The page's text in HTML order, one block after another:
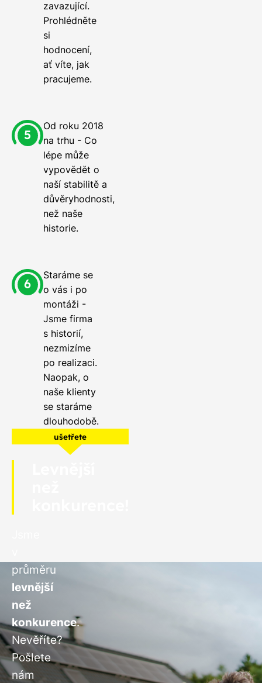
zavazující.
Prohlédněte
si
hodnocení,
ať víte, jak
pracujeme.
Od roku 2018
na trhu - Co
lépe může
vypovědět o
naší stabilitě a
důvěryhodnosti,
než naše
historie.
Staráme se
o vás i po
montáži -
Jsme firma
s historií,
nezmizíme
po realizaci.
Naopak, o
naše klienty
se staráme
dlouhodobě.
ušetřete
průměru
levnější
než
konkurence.
Nevěříte?
Pošlete
nám